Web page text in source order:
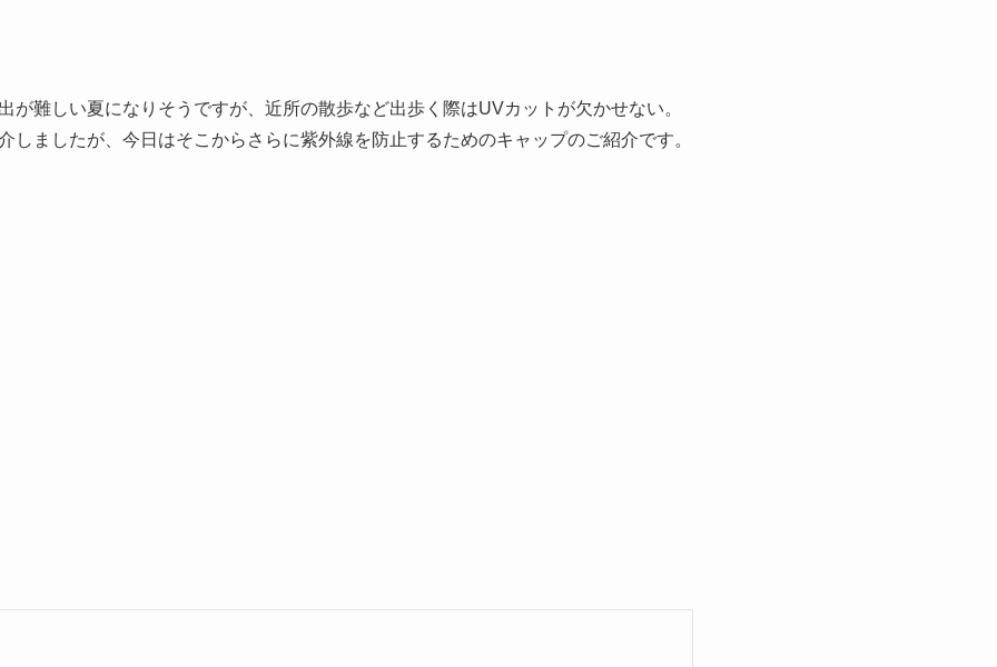
が難しい夏になりそうですが、近所の散歩など出歩く際はUVカットが欠かせない。
しましたが、今日はそこからさらに紫外線を防止するためのキャップのご紹介です。